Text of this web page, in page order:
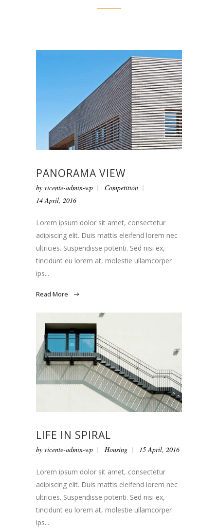
PANORAMA VIEW
by vicente-admin-wp
Competition
14 April, 2016
Lorem ipsum dolor sit amet, consectetur
adipiscing elit. Duis mattis eleifend lorem nec
ultricies. Suspendisse potenti. Sed nisi ex,
tincidunt eu lorem at, molestie ullamcorper
ips...
Read More
LIFE IN SPIRAL
by vicente-admin-wp Housing 15 April, 2016
Lorem ipsum dolor sit amet, consectetur
adipiscing elit. Duis mattis eleifend lorem nec
ultricies. Suspendisse potenti. Sed nisi ex,
tincidunt eu lorem at, molestie ullamcorper
ips...